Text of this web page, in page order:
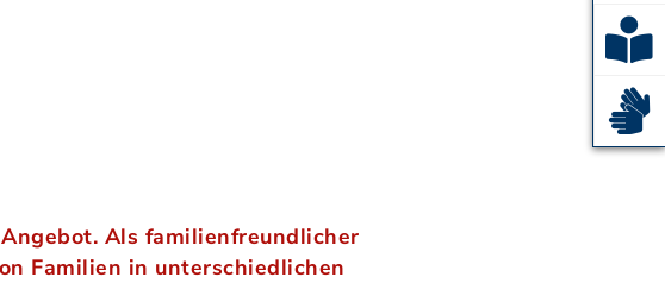
Als familienfreundlicher
Familien in unterschiedlichen